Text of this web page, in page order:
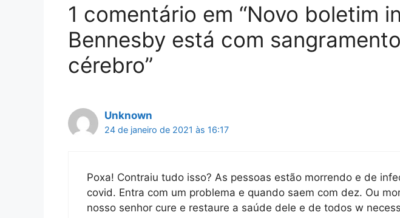
1 comentário em “Novo boletim
Bennesby está com
cérebro”
Unknown
24 de janeiro de 2021 às 16:17
Poxa! Contraiu tudo isso? As pessoas estão morrendo e de
covid. Entra com um problema e quando saem com dez. Ou
nosso senhor cure e restaure a saúde dele e de todos w